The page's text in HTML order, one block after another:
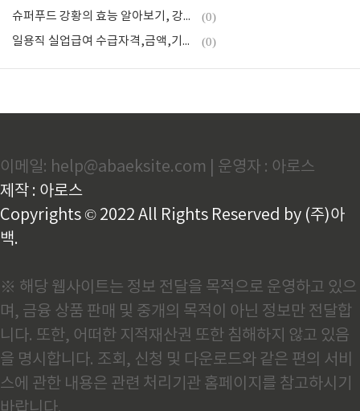
슈퍼푸드 강황의 효능 알아보기, 강황의 효능 BEST 5 (0)
일용직 실업급여 수급자격,금액,기간 알아보고 신청하기 (0)
이메일: help@abaeksite.com | 운영자 : 아로스
제작 : 아로스
Copyrights © 2022 All Rights Reserved by (주)아
백.
※ 해당 웹사이트는 정보 전달을 목적으로 운영하고 있으
며, 금융 상품 판매 및 중개의 목적이 아닌 정보만 전달합
니다. 또한, 어떠한 지적재산권 또한 침해하지 않고 있음
을 명시합니다. 조회, 신청 및 다운로드와 같은 편의 서비
스에 관한 내용은 관련 처리기관 홈페이지를 참고하시기